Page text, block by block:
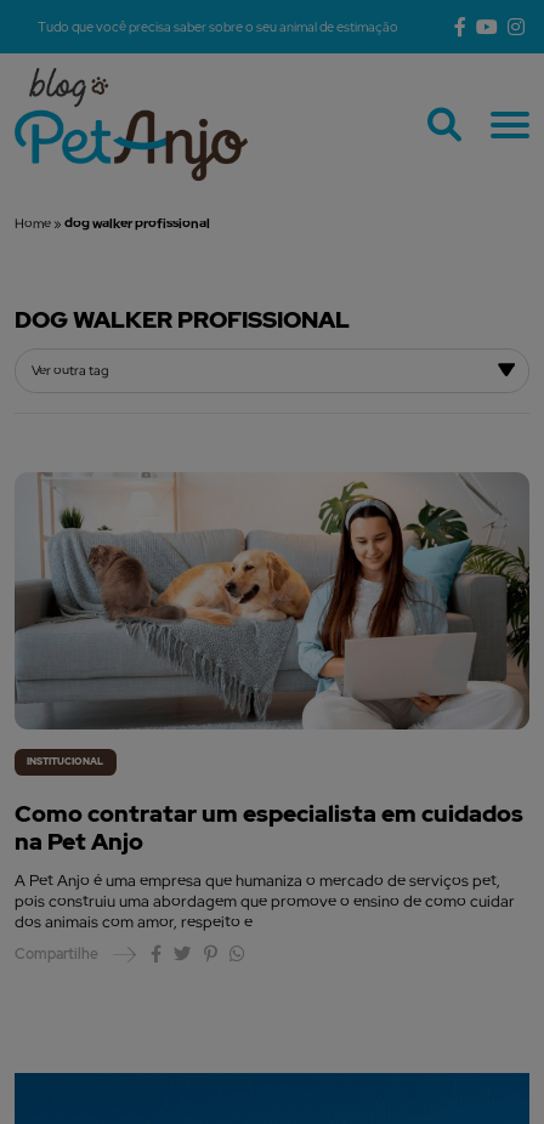
Tudo que você precisa saber sobre o seu animal de estimação
Home » dog walker profissional
DOG WALKER PROFISSIONAL
INSTITUCIONAL
Como contratar um especialista em cuidados
na Pet Anjo
A Pet Anjo é uma empresa que humaniza o mercado de serviços pet,
pois construiu uma abordagem que promove o ensino de como cuidar
dos animais com amor, respeito e
Compartilhe